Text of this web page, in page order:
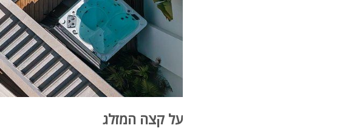
על קצה המזלג